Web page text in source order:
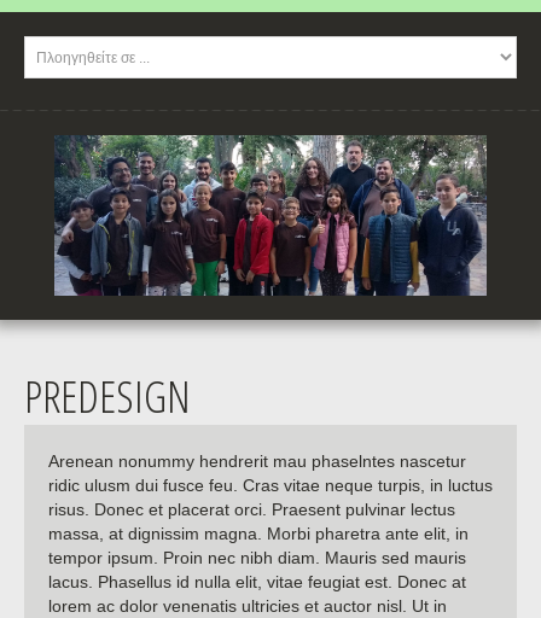
PREDESIGN
Arenean nonummy hendrerit mau phaselntes nascetur
ridic ulusm dui fusce feu. Cras vitae neque turpis, in luctus
risus. Donec et placerat orci. Praesent pulvinar lectus
massa, at dignissim magna. Morbi pharetra ante elit, in
tempor ipsum. Proin nec nibh diam. Mauris sed mauris
lacus. Phasellus id nulla elit, vitae feugiat est. Donec at
lorem ac dolor venenatis ultricies et auctor nisl. Ut in